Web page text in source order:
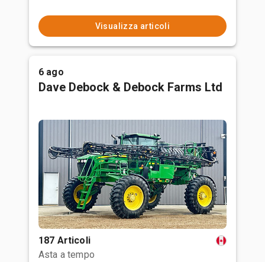
Visualizza articoli
6 ago
Dave Debock & Debock Farms Ltd
187 Articoli
Asta a tempo